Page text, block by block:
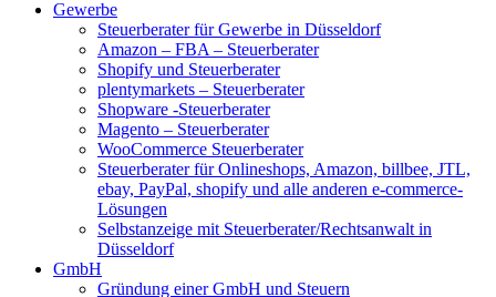
Gewerbe
Steuerberater für Gewerbe in Düsseldorf
Amazon – FBA – Steuerberater
Shopify und Steuerberater
plentymarkets – Steuerberater
Shopware -Steuerberater
Magento – Steuerberater
WooCommerce Steuerberater
Steuerberater für Onlineshops, Amazon, billbee, JTL,
ebay, PayPal, shopify und alle anderen e-commerce-
Lösungen
Selbstanzeige mit Steuerberater/Rechtsanwalt in
Düsseldorf
GmbH
Gründung einer GmbH und Steuern